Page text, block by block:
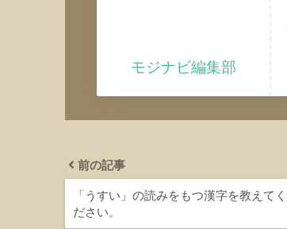
モジナビ編集部
前の記事
「うすい」の読みをもつ漢字を教えてく
ださい。